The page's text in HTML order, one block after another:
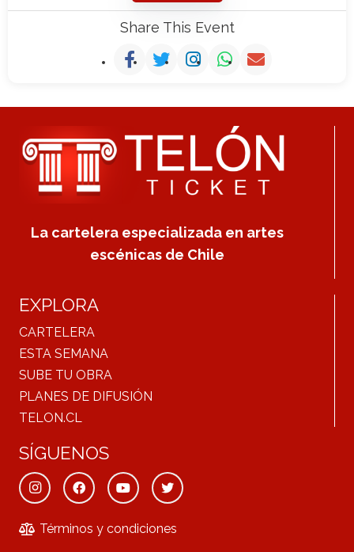
Share This Event
La cartelera especializada en artes
escénicas de Chile
EXPLORA
CARTELERA
ESTA SEMANA
SUBE TU OBRA
PLANES DE DIFUSIÓN
TELON.CL
SÍGUENOS
Términos y condiciones